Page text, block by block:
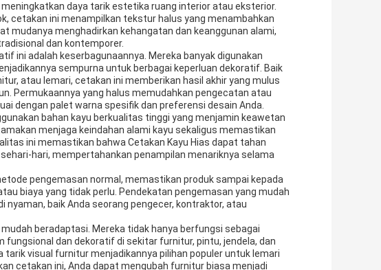
daya tarik estetika ruang interior atau eksterior.
cetakan ini menampilkan tekstur halus yang menambahkan
mudanya menghadirkan kehangatan dan keanggunan alami,
dan kontemporer.
ini adalah keserbagunaannya. Mereka banyak digunakan
sempurna untuk berbagai keperluan dekoratif. Baik
atau lemari, cetakan ini memberikan hasil akhir yang mulus
Permukaannya yang halus memudahkan pengecatan atau
dengan palet warna spesifik dan preferensi desain Anda.
bahan kayu berkualitas tinggi yang menjamin keawetan
menjaga keindahan alami kayu sekaligus memastikan
ini memastikan bahwa Cetakan Kayu Hias dapat tahan
hari, mempertahankan penampilan menariknya selama
pengemasan normal, memastikan produk sampai kepada
biaya yang tidak perlu. Pendekatan pengemasan yang mudah
baik Anda seorang pengecer, kontraktor, atau
beradaptasi. Mereka tidak hanya berfungsi sebagai
fungsional dan dekoratif di sekitar furnitur, pintu, jendela, dan
visual furnitur menjadikannya pilihan populer untuk lemari
cetakan ini, Anda dapat mengubah furnitur biasa menjadi